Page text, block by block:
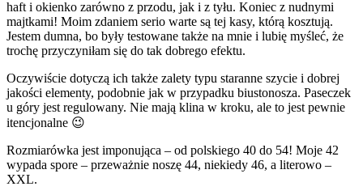
haft i okienko zarówno z przodu, jak i z tyłu. Koniec z nudnymi
majtkami! Moim zdaniem serio warte są tej kasy, którą kosztują.
Jestem dumna, bo były testowane także na mnie i lubię myśleć, że
trochę przyczyniłam się do tak dobrego efektu.
Oczywiście dotyczą ich także zalety typu staranne szycie i dobrej
jakości elementy, podobnie jak w przypadku biustonosza. Paseczek
u góry jest regulowany. Nie mają klina w kroku, ale to jest pewnie
itencjonalne 😉
Rozmiarówka jest imponująca – od polskiego 40 do 54! Moje 42
wypada spore – przeważnie noszę 44, niekiedy 46, a literowo –
XXL.